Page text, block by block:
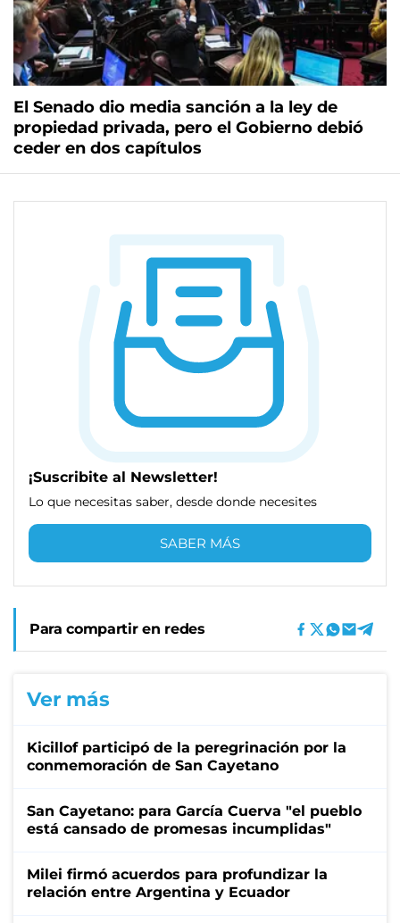
El Senado dio media sanción a la ley de
propiedad privada, pero el Gobierno debió
ceder en dos capítulos
¡Suscribite al Newsletter!
Lo que necesitas saber, desde donde necesites
SABER MÁS
Para compartir en redes
Ver más
Kicillof participó de la peregrinación por la
conmemoración de San Cayetano
San Cayetano: para García Cuerva "el pueblo
está cansado de promesas incumplidas"
Milei firmó acuerdos para profundizar la
relación entre Argentina y Ecuador